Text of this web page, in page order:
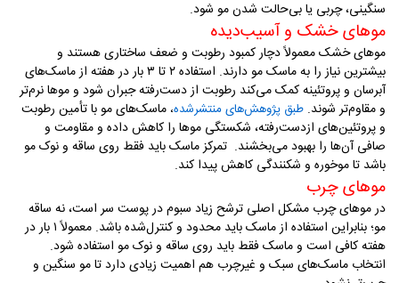
سنگینی، چربی یا بی‌حالت شدن مو شود.
موهای خشک و آسیب‌دیده
موهای خشک معمولاً دچار کمبود رطوبت و ضعف ساختاری هستند و
بیشترین نیاز را به ماسک مو دارند. استفاده ۲ تا ۳ بار در هفته از ماسک‌های
آبرسان و پروتئینه کمک می‌کند رطوبت از دست‌رفته جبران شود و موها نرم‌تر
و مقاوم‌تر شوند. طبق پژوهش‌های منتشرشده، ماسک‌های مو با تأمین رطوبت
و پروتئین‌های ازدست‌رفته، شکستگی موها را کاهش داده و مقاومت و
صافی آن‌ها را بهبود می‌بخشند. تمرکز ماسک باید فقط روی ساقه و نوک مو
باشد تا موخوره و شکنندگی کاهش پیدا کند.
موهای چرب
در موهای چرب مشکل اصلی ترشح زیاد سبوم در پوست سر است، نه ساقه
مو؛ بنابراین استفاده از ماسک باید محدود و کنترل‌شده باشد. معمولاً ۱ بار در
هفته کافی است و ماسک فقط باید روی ساقه و نوک مو استفاده شود.
انتخاب ماسک‌های سبک و غیرچرب هم اهمیت زیادی دارد تا مو سنگین و